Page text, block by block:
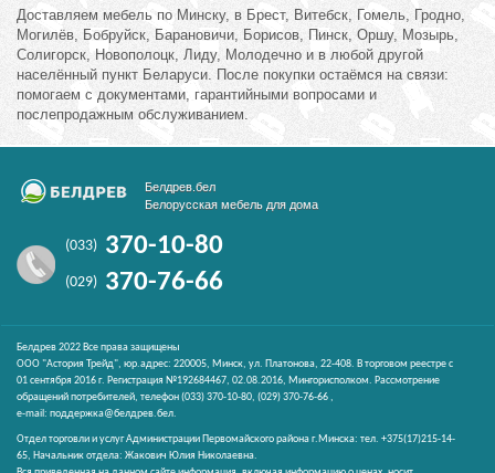
Доставляем мебель по Минску, в Брест, Витебск, Гомель, Гродно,
Могилёв, Бобруйск, Барановичи, Борисов, Пинск, Оршу, Мозырь,
Солигорск, Новополоцк, Лиду, Молодечно и в любой другой
населённый пункт Беларуси. После покупки остаёмся на связи:
помогаем с документами, гарантийными вопросами и
послепродажным обслуживанием.
Белдрев.бел
Белорусская мебель для дома
(033) 370-10-80
(029) 370-76-66
Белдрев 2022 Все права защищены
ООО "Астория Трейд", юр.адрес: 220005, Минск, ул. Платонова, 22-408. В торговом реестре с
01 сентября 2016 г. Регистрация №192684467, 02.08.2016, Мингорисполком. Рассмотрение
обращений потребителей, телефон(033)370-10-80, (029)370-76-66 ,
e-mail: поддержка@белдрев.бел.
Отдел торговли и услуг Администрации Первомайского района г.Минска: тел. +375(17)215-14-
65, Начальник отдела: Жакович Юлия Николаевна.